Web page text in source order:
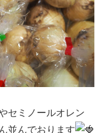
セミノールオレン
並んでおります